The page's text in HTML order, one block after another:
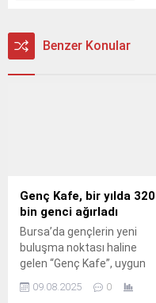
Benzer Konular
Genç Kafe, bir yılda 320
bin genci ağırladı
Bursa’da gençlerin yeni
buluşma noktası haline
gelen “Genç Kafe”, uygun
atmosferiyle 1 yılda 320 bin
09.08.2025 0